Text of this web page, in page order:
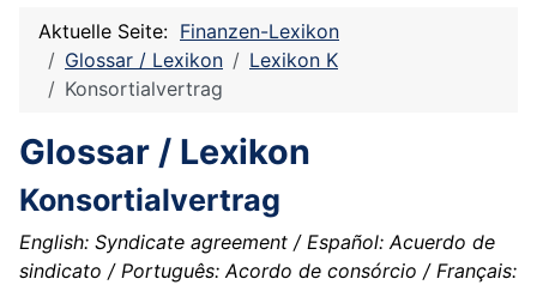
Aktuelle Seite: Finanzen-Lexikon
Glossar / Lexikon
Lexikon K
Konsortialvertrag
Glossar / Lexikon
Konsortialvertrag
English: Syndicate agreement / Español: Acuerdo de
sindicato / Português: Acordo de consórcio / Français: